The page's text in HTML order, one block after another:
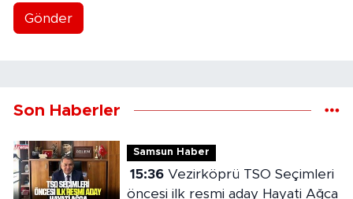
Gönder
Son Haberler
Samsun Haber
15:36Vezirköprü TSO Seçimleri
öncesi ilk resmi aday Hayati Ağca